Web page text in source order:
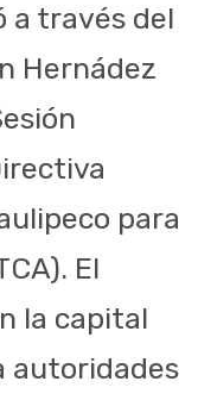
a través del
Hernádez
para
El
la capital
autoridades